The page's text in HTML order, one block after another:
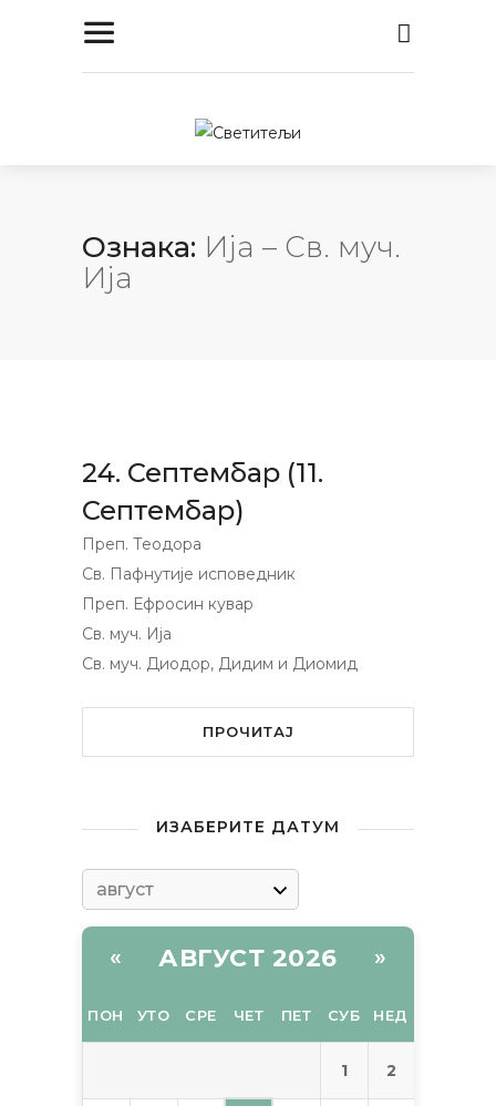
Ознака: Ија – Св. муч.
Ија
24. Септембар (11.
Септембар)
Преп. Теодора
Св. Пафнутије исповедник
Преп. Ефросин кувар
Св. муч. Ија
Св. муч. Диодор, Дидим и Диомид
ПРОЧИТАЈ
ИЗАБЕРИТЕ ДАТУМ
« АВГУСТ 2026 »
ПОН УТО СРЕ ЧЕТ ПЕТ СУБ НЕД
1 2